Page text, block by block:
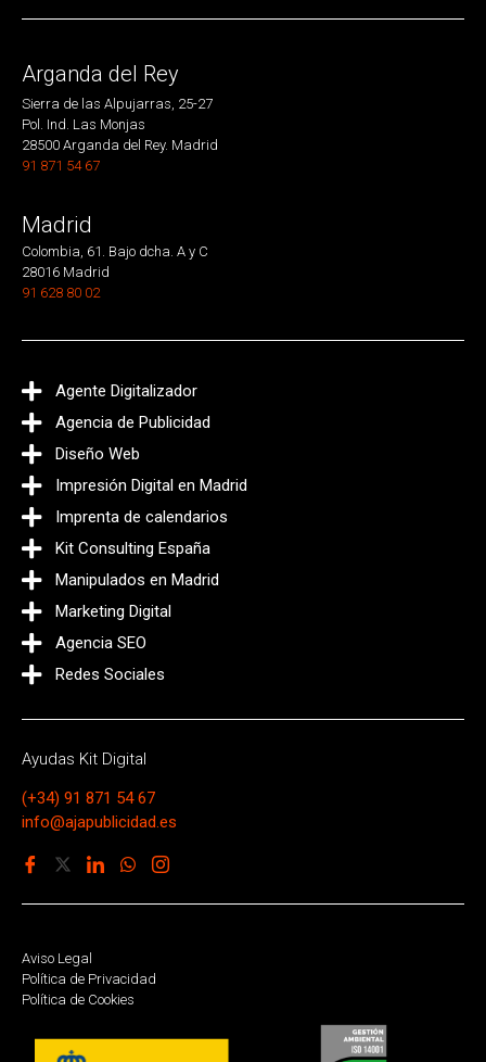
Arganda del Rey
Sierra de las Alpujarras, 25-27
Pol. Ind. Las Monjas
28500 Arganda del Rey. Madrid
91 871 54 67
Madrid
Colombia, 61. Bajo dcha. A y C
28016 Madrid
91 628 80 02
Agente Digitalizador
Agencia de Publicidad
Diseño Web
Impresión Digital en Madrid
Imprenta de calendarios
Kit Consulting España
Manipulados en Madrid
Marketing Digital
Agencia SEO
Redes Sociales
Ayudas Kit Digital
(+34) 91 871 54 67
info@ajapublicidad.es
Aviso Legal
Política de Privacidad
Política de Cookies